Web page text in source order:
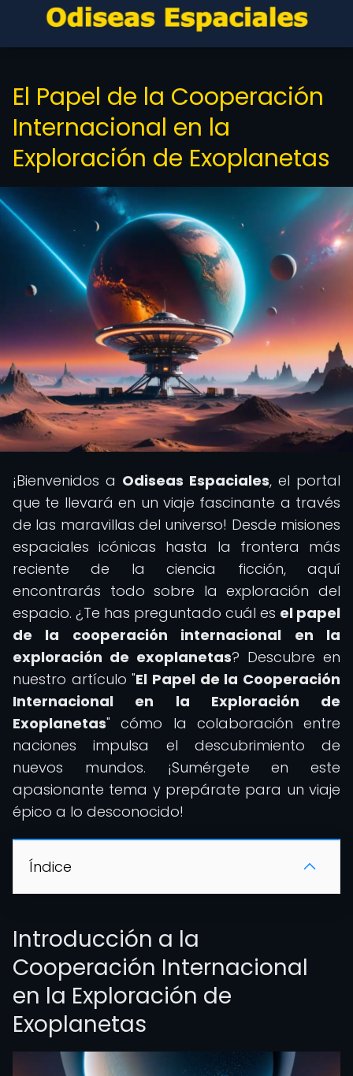
El Papel de la Cooperación
Internacional en la
Exploración de Exoplanetas
¡Bienvenidos a Odiseas Espaciales, el portal
que te llevará en un viaje fascinante a través
de las maravillas del universo! Desde misiones
espaciales icónicas hasta la frontera más
reciente de la ciencia ficción, aquí
encontrarás todo sobre la exploración del
espacio. ¿Te has preguntado cuál es el papel
de la cooperación internacional en la
exploración de exoplanetas? Descubre en
nuestro artículo "El Papel de la Cooperación
Internacional en la Exploración de
Exoplanetas" cómo la colaboración entre
naciones impulsa el descubrimiento de
nuevos mundos. ¡Sumérgete en este
apasionante tema y prepárate para un viaje
épico a lo desconocido!
Índice
Introducción a la
Cooperación Internacional
en la Exploración de
Exoplanetas